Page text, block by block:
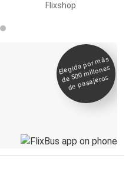
Flixshop
Elegida por
más
de 500
millones
de pasajeros